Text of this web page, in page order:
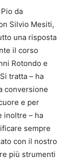
da
Silvio Mesiti,
una risposta
il corso
Rotondo e
tratta – ha
conversione
e per
inoltre – ha
sempre
con il nostro
più strumenti